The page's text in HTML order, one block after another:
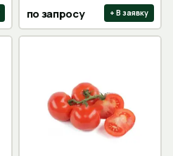
по запросу + В заявку